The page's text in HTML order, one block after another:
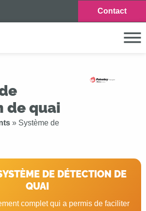
Contact
de quai
» Système de
DE DÉTECTION DE
QUAI
complet qui a permis de faciliter